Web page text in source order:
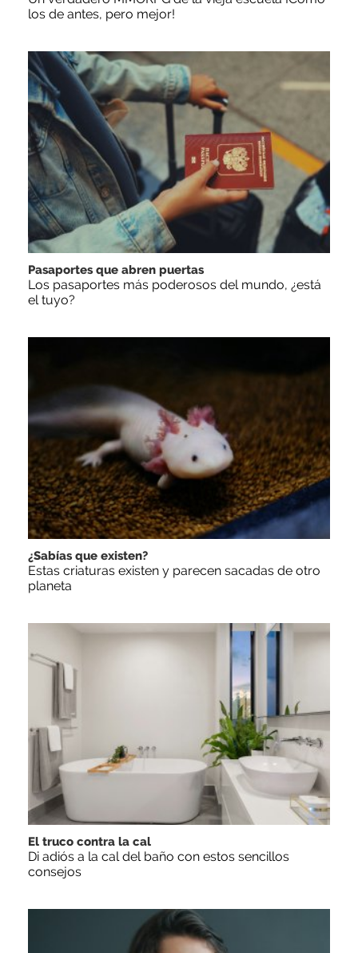
los de antes, pero mejor!
Pasaportes que abren puertas
Los pasaportes más poderosos del mundo, ¿está
el tuyo?
¿Sabías que existen?
Estas criaturas existen y parecen sacadas de otro
planeta
El truco contra la cal
Di adiós a la cal del baño con estos sencillos
consejos